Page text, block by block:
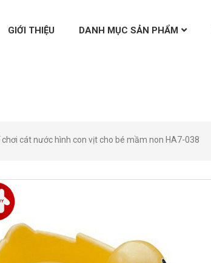
GIỚI THIỆU DANH MỤC SẢN PHẨM
chơi cát nước hình con vịt cho bé mầm non HA7-038